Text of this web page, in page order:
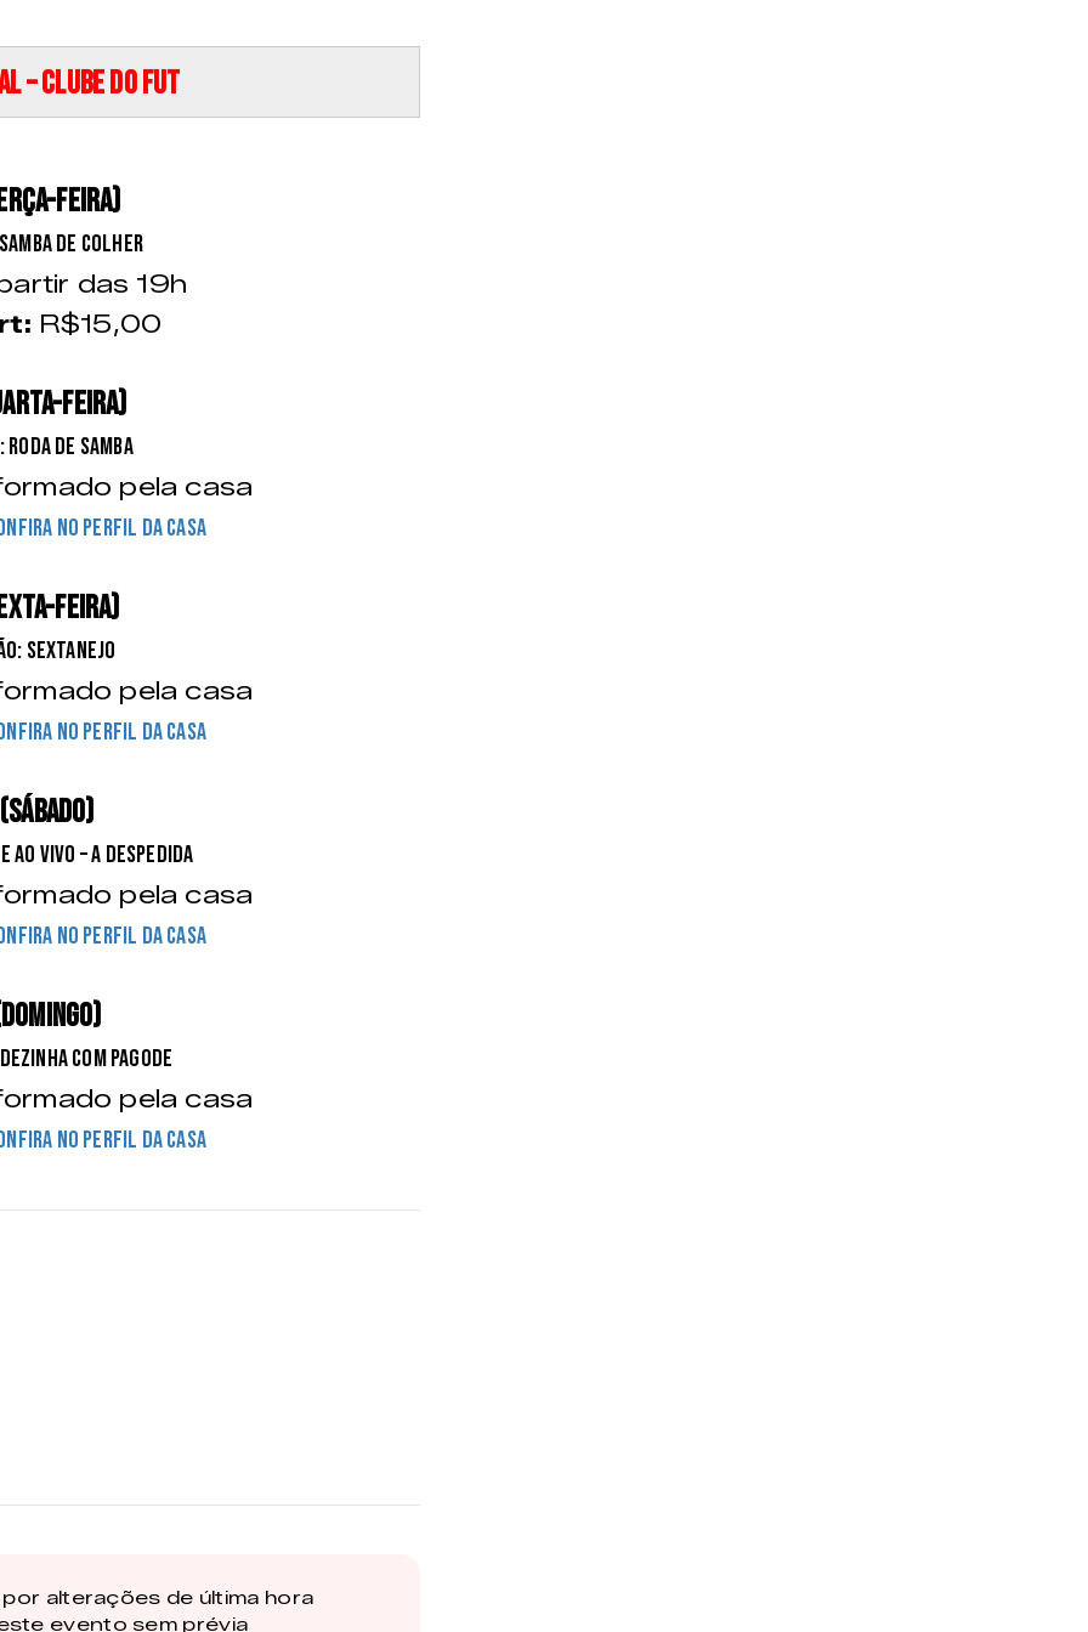
– Clube do Fut
FEIRA)
de Colher
das 19h
R$15,00
FEIRA)
de Samba
pela casa
no perfil da casa
FEIRA)
Sextanejo
pela casa
no perfil da casa
ao vivo – a despedida
pela casa
no perfil da casa
com Pagode
pela casa
no perfil da casa
alterações de última hora
evento sem prévia